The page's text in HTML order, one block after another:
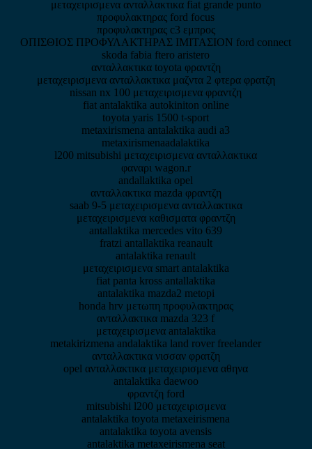
μεταχειρισμενα ανταλλακτικα fiat grande punto
προφυλακτηρας ford focus
προφυλακτηρας c3 εμπρος
ΟΠΙΣΘΙΟΣ ΠΡΟΦΥΛΑΚΤΗΡΑΣ ΙΜΙΤΑΣΙΟΝ ford connect
skoda fabia ftero aristero
ανταλλακτικα toyota φραντζη
μεταχειρισμενα ανταλλακτικα μαζντα 2 φτερα φρατζη
nissan nx 100 μεταχειρισμενα φραντζη
fiat antalaktika autokiniton online
toyota yaris 1500 t-sport
metaxirismena antalaktika audi a3
metaxirismenaadalaktika
l200 mitsubishi μεταχειρισμενα ανταλλακτικα
φαναρι wagon.r
andallaktika opel
ανταλλακτικα mazda φραντζη
saab 9-5 μεταχειρισμενα ανταλλακτικα
μεταχειρισμενα καθισματα φραντζη
antallaktika mercedes vito 639
fratzi antallaktika reanault
antalaktika renault
μεταχειρισμενα smart antalaktika
fiat panta kross antallaktika
antalaktika mazda2 metopi
honda hrv μετωπη προφυλακτηρας
ανταλλακτικα mazda 323 f
μεταχειρισμενα antalaktika
metakirizmena andalaktika land rover freelander
ανταλλακτικα νισσαν φρατζη
opel ανταλλακτικα μεταχειρισμενα αθηνα
antalaktika daewoo
φραντζη ford
mitsubishi l200 μεταχειρισμενα
antalaktika toyota metaxeirismena
antalaktika toyota avensis
antalaktika metaxeirismena seat